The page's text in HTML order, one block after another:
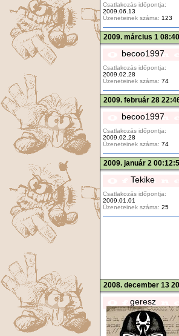
Csatlakozás időpontja:
2009.06.13
Üzeneteinek száma: 123
2009. március 1
becoo1997
Csatlakozás időpontja:
2009.02.28
Üzeneteinek száma: 74
2009. február 28
becoo1997
Csatlakozás időpontja:
2009.02.28
Üzeneteinek száma: 74
2009. január 2
Tekike
Csatlakozás időpontja:
2009.01.01
Üzeneteinek száma: 25
2008. december 13
geresz